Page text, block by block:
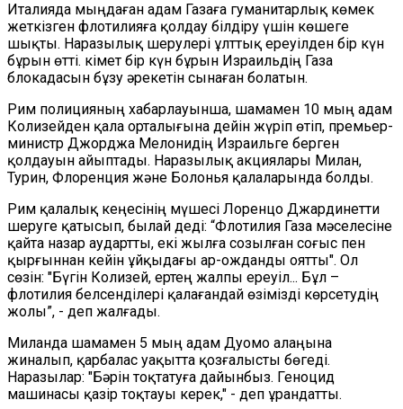
Италияда мыңдаған адам Газаға гуманитарлық көмек
жеткізген флотилияға қолдау білдіру үшін көшеге
шықты. Наразылық шерулері ұлттық ереуілден бір күн
бұрын өтті. Үкімет бір күн бұрын Израильдің Газа
блокадасын бұзу әрекетін сынаған болатын.
Рим полицияның хабарлауынша, шамамен 10 мың адам
Колизейден қала орталығына дейін жүріп өтіп, премьер-
министр Джорджа Мелонидің Израильге берген
қолдауын айыптады. Наразылық акциялары Милан,
Турин, Флоренция және Болонья қалаларында болды.
Рим қалалық кеңесінің мүшесі Лоренцо Джардинетти
шеруге қатысып, былай деді: “Флотилия Газа мәселесіне
қайта назар аудартты, екі жылға созылған соғыс пен
қырғыннан кейін ұйқыдағы ар-ожданды оятты". Ол
сөзін: "Бүгін Колизей, ертең жалпы ереуіл... Бұл –
флотилия белсенділері қалағандай өзімізді көрсетудің
жолы”, - деп жалғады.
Миланда шамамен 5 мың адам Дуомо алаңына
жиналып, қарбалас уақытта қозғалысты бөгеді.
Наразылар: "Бәрін тоқтатуға дайынбыз. Геноцид
машинасы қазір тоқтауы керек," - деп ұрандатты.